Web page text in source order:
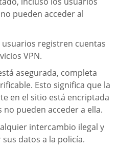
pueden acceder al
registren cuentas
VPN.
asegurada, completa
Esto significa que la
en el sitio está encriptada
pueden acceder a ella.
intercambio ilegal y
datos a la policía.